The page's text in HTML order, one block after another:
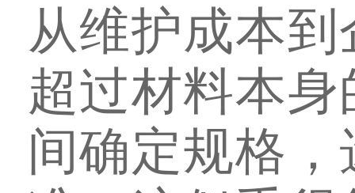
从维护成本
超过材料本
间确定规格